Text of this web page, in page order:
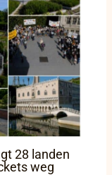
28 landen
weg